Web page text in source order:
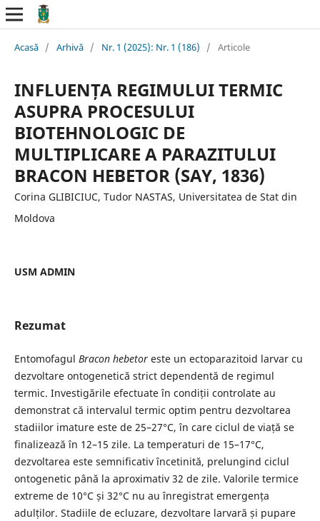
Acasă / Arhivă / Nr. 1 (2025): Nr. 1 (186) / Articole
INFLUENȚA REGIMULUI TERMIC
ASUPRA PROCESULUI
BIOTEHNOLOGIC DE
MULTIPLICARE A PARAZITULUI
BRACON HEBETOR (SAY, 1836)
Corina GLIBICIUC, Tudor NASTAS, Universitatea de Stat din
Moldova
USM ADMIN
Rezumat
Entomofagul Bracon hebetoreste un ectoparazitoid larvar cu
dezvoltare ontogenetică strict dependentă de regimul
termic. Investigările efectuate în condiții controlate au
demonstrat că intervalul termic optim pentru dezvoltarea
stadiilor imature este de 25–27°C, în care ciclul de viață se
finalizează în 12–15 zile. La temperaturi de 15–17°C,
dezvoltarea este semnificativ încetinită, prelungind ciclul
ontogenetic până la aproximativ 32 de zile. Valorile termice
extreme de 10°C și 32°C nu au înregistrat emergența
adulților. Stadiile de ecluzare, dezvoltare larvară și pupare